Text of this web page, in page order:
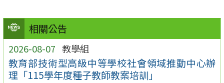
相關公告
2026-08-07 教學組
教育部技術型高級中等學校社會領域推動中心辦
理「115學年度種子教師教案培訓」